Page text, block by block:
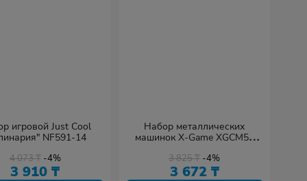
игровой Just Cool
NF591-14
4 073₸ -4%
3 910 ₸
Набор металлических
машинок X-Game XGCM5L
коробке)
3 825₸ -4%
3 672 ₸